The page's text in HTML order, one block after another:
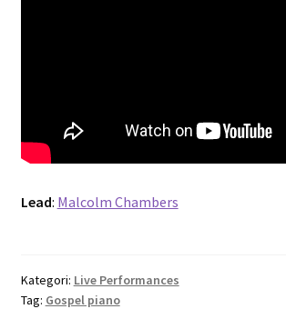
Lead: Malcolm Chambers
Kategori: Live Performances
Tag: Gospel piano